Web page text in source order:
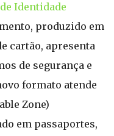
Identidade
produzido em
cartão, apresenta
de segurança e
formato atende
Zone)
em passaportes,